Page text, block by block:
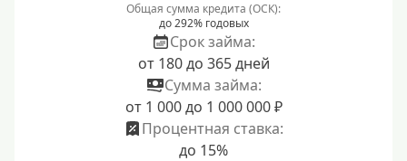
Общая сумма кредита (ОСК):
до 292% годовых
Срок займа:
от 180 до 365 дней
Сумма займа:
от 1 000 до 1 000 000 ₽
Процентная ставка:
до 15%